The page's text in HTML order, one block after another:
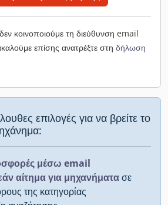
κοινοποιούμε τη διεύθυνση email
επίσης ανατρέξτε στη δήλωση
επιλογές για να βρείτε το
μέσω email
αίτημα για μηχανήματασε
της κατηγορίας